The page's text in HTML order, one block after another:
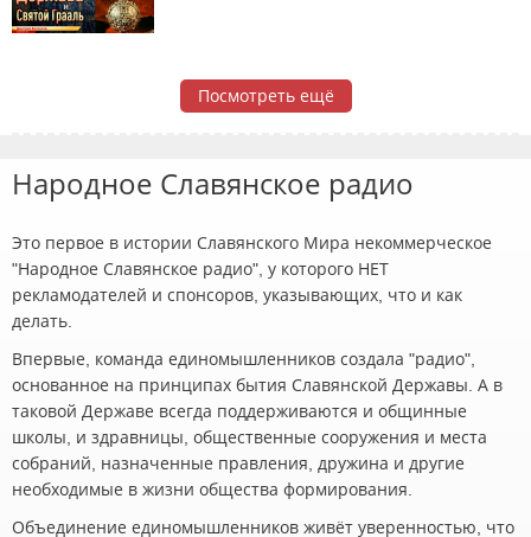
Посмотреть ещё
Народное Славянское радио
Это первое в истории Славянского Мира некоммерческое
"Народное Славянское радио", у которого НЕТ
рекламодателей и спонсоров, указывающих, что и как
делать.
Впервые, команда единомышленников создала "радио",
основанное на принципах бытия Славянской Державы. А в
таковой Державе всегда поддерживаются и общинные
школы, и здравницы, общественные сооружения и места
собраний, назначенные правления, дружина и другие
необходимые в жизни общества формирования.
Объединение единомышленников живёт уверенностью, что